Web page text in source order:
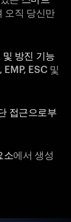
오직 당신만
방진 기능
ESC 및
접근으로부
소에서 생성